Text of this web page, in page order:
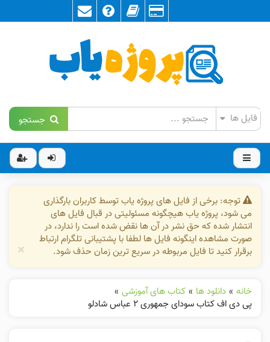
جستجو
توجه: برخی از فایل های پروژه یاب توسط کاربران بارگذاری
می شود، پروژه یاب هیچگونه مسئولیتی در قبال فایل های
انتشار شده که حق نشر در آن ها نقض شده است را ندارد، در
صورت مشاهده اینگونه فایل ها لطفا با پشتیبانی تلگرام ارتباط
برقرار کنید تا فایل مربوطه در سریع ترین زمان حذف شود.
×
خانه » دانلود ها » کتاب های آموزشی »
پی دی اف کتاب سودای جمهوری ۲ عباس شادلو